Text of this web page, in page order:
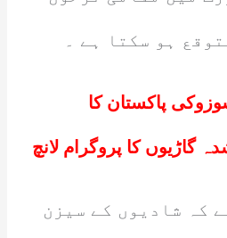
ہو سکتا ہے ۔
پاکستان کا
گاڑیوں کا پروگرام لانچ
کہ شادیوں کے سیزن